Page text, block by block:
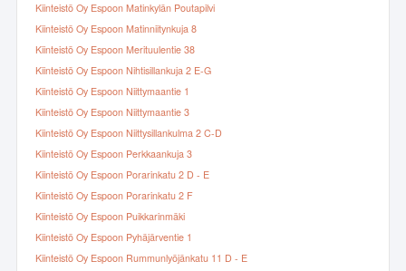
Kiinteistö Oy Espoon Matinkylän Poutapilvi
Kiinteistö Oy Espoon Matinniitynkuja 8
Kiinteistö Oy Espoon Merituulentie 38
Kiinteistö Oy Espoon Nihtisillankuja 2 E-G
Kiinteistö Oy Espoon Niittymaantie 1
Kiinteistö Oy Espoon Niittymaantie 3
Kiinteistö Oy Espoon Niittysillankulma 2 C-D
Kiinteistö Oy Espoon Perkkaankuja 3
Kiinteistö Oy Espoon Porarinkatu 2 D - E
Kiinteistö Oy Espoon Porarinkatu 2 F
Kiinteistö Oy Espoon Puikkarinmäki
Kiinteistö Oy Espoon Pyhäjärventie 1
Kiinteistö Oy Espoon Rummunlyöjänkatu 11 D - E